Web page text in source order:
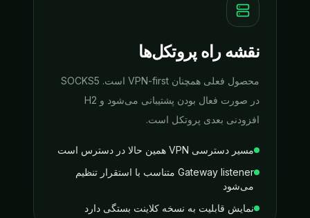
نقشه راه پروتکل‌ها
محصول فعلی همچنان VPN-first است. SOCKS5
در صورت فعال بودن پشتیبانی می‌شود و H2
افزودنی بعدی پروتکل است.
مسیر دسترسی VPN همین حالا در دسترس است
Gateway listener متناسب با استقرار تنظیم
می‌شود
نمایش قابلیت به نسخه کلاینت بستگی دارد